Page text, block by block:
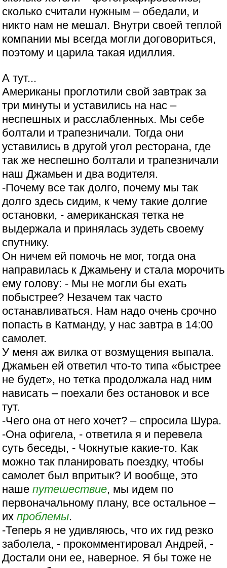
сколько считали нужным – обедали, и
никто нам не мешал. Внутри своей теплой
компании мы всегда могли договориться,
поэтому и царила такая идиллия.
А тут...
Американы проглотили свой завтрак за
три минуты и уставились на нас –
неспешных и расслабленных. Мы себе
болтали и трапезничали. Тогда они
уставились в другой угол ресторана, где
так же неспешно болтали и трапезничали
наш Джамьен и два водителя.
-Почему все так долго, почему мы так
долго здесь сидим, к чему такие долгие
остановки, - американская тетка не
выдержала и принялась зудеть своему
спутнику.
Он ничем ей помочь не мог, тогда она
направилась к Джамьену и стала морочить
ему голову: - Мы не могли бы ехать
побыстрее? Незачем так часто
останавливаться. Нам надо очень срочно
попасть в Катманду, у нас завтра в 14:00
самолет.
У меня аж вилка от возмущения выпала.
Джамьен ей ответил что-то типа «быстрее
не будет», но тетка продолжала над ним
нависать – поехали без остановок и все
тут.
-Чего она от него хочет? – спросила Шура.
-Она офигела, - ответила я и перевела
суть беседы, - Чокнутые какие-то. Как
можно так планировать поездку, чтобы
самолет был впритык? И вообще, это
нашепутешествие, мы идем по
первоначальному плану, все остальное –
ихпроблемы.
-Теперь я не удивляюсь, что их гид резко
заболела, - прокомментировал Андрей, -
Достали они ее, наверное. Я бы тоже не